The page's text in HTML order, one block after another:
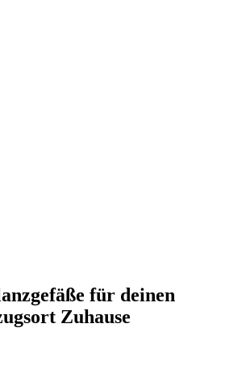
für deinen
Zuhause